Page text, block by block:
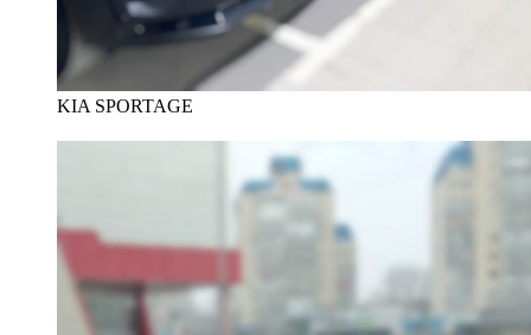
KIA SPORTAGE